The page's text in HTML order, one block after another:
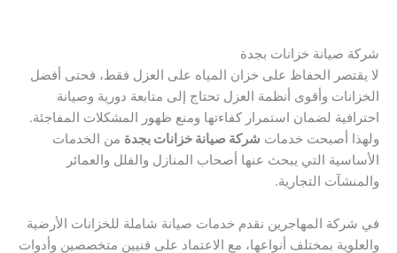
شركة صيانة خزانات بجدة
لا يقتصر الحفاظ على خزان المياه على العزل فقط، فحتى أفضل
الخزانات وأقوى أنظمة العزل تحتاج إلى متابعة دورية وصيانة
احترافية لضمان استمرار كفاءتها ومنع ظهور المشكلات المفاجئة.
ولهذا أصبحت خدمات شركة صيانة خزانات بجدة من الخدمات
الأساسية التي يبحث عنها أصحاب المنازل والفلل والعمائر
والمنشآت التجارية.
في شركة المهاجرين نقدم خدمات صيانة شاملة للخزانات الأرضية
والعلوية بمختلف أنواعها، مع الاعتماد على فنيين متخصصين وأدوات